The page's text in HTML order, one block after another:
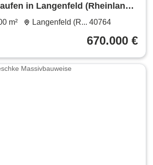
in Langenfeld (Rheinland)
m²
m² Langenfeld (R... 40764
670.000 €